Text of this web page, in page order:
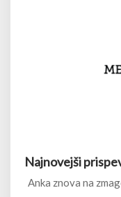
Najnovejši
Anka znova na